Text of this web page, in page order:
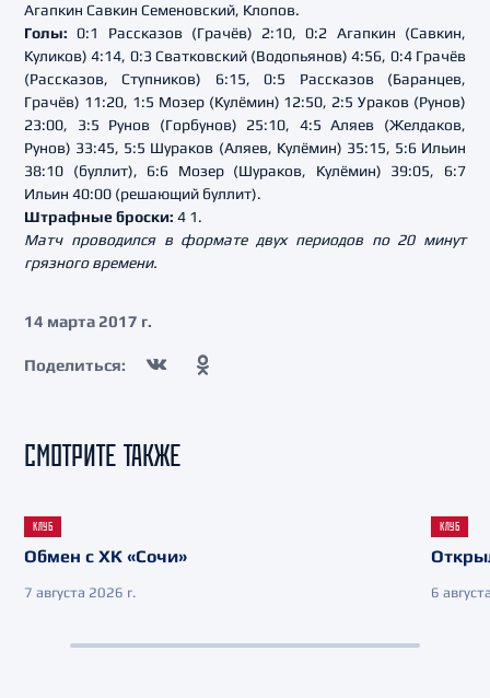
Агапкин Савкин Семеновский, Клопов.
Голы: 0:1 Рассказов (Грачёв) 2:10, 0:2 Агапкин (Савкин,
Куликов) 4:14, 0:3 Сватковский (Водопьянов) 4:56, 0:4 Грачёв
(Рассказов, Ступников) 6:15, 0:5 Рассказов (Баранцев,
Грачёв) 11:20, 1:5 Мозер (Кулёмин) 12:50, 2:5 Ураков (Рунов)
23:00, 3:5 Рунов (Горбунов) 25:10, 4:5 Аляев (Желдаков,
Рунов) 33:45, 5:5 Шураков (Аляев, Кулёмин) 35:15, 5:6 Ильин
38:10 (буллит), 6:6 Мозер (Шураков, Кулёмин) 39:05, 6:7
Ильин 40:00 (решающий буллит).
Штрафные броски: 4 1.
Матч проводился в формате двух периодов по 20 минут
грязного времени.
14 марта 2017 г.
Поделиться:
СМОТРИТЕ ТАКЖЕ
КЛУБ
Обмен с ХК «Сочи»
7 августа 2026 г.
КЛУБ
6